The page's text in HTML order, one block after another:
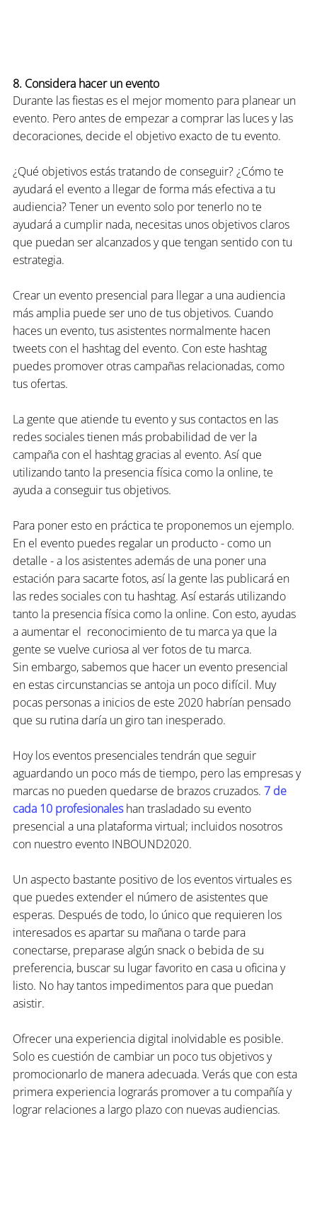
8. Considera hacer un evento
Durante las fiestas es el mejor momento para planear un
evento. Pero antes de empezar a comprar las luces y las
decoraciones, decide el objetivo exacto de tu evento.
¿Qué objetivos estás tratando de conseguir? ¿Cómo te
ayudará el evento a llegar de forma más efectiva a tu
audiencia? Tener un evento solo por tenerlo no te
ayudará a cumplir nada, necesitas unos objetivos claros
que puedan ser alcanzados y que tengan sentido con tu
estrategia.
Crear un evento presencial para llegar a una audiencia
más amplia puede ser uno de tus objetivos. Cuando
haces un evento, tus asistentes normalmente hacen
tweets con el hashtag del evento. Con este hashtag
puedes promover otras campañas relacionadas, como
tus ofertas.
La gente que atiende tu evento y sus contactos en las
redes sociales tienen más probabilidad de ver la
campaña con el hashtag gracias al evento. Así que
utilizando tanto la presencia física como la online, te
ayuda a conseguir tus objetivos.
Para poner esto en práctica te proponemos un ejemplo.
En el evento puedes regalar un producto - como un
detalle - a los asistentes además de una poner una
estación para sacarte fotos, así la gente las publicará en
las redes sociales con tu hashtag. Así estarás utilizando
tanto la presencia física como la online. Con esto, ayudas
a aumentar el  reconocimiento de tu marca ya que la
gente se vuelve curiosa al ver fotos de tu marca.
Sin embargo, sabemos que hacer un evento presencial
en estas circunstancias se antoja un poco difícil. Muy
pocas personas a inicios de este 2020 habrían pensado
que su rutina daría un giro tan inesperado.
Hoy los eventos presenciales tendrán que seguir
aguardando un poco más de tiempo, pero las empresas y
marcas no pueden quedarse de brazos cruzados. 7 de
cada 10 profesionales han trasladado su evento
presencial a una plataforma virtual; incluidos nosotros
con nuestro evento INBOUND2020.
Un aspecto bastante positivo de los eventos virtuales es
que puedes extender el número de asistentes que
esperas. Después de todo, lo único que requieren los
interesados es apartar su mañana o tarde para
conectarse, preparase algún snack o bebida de su
preferencia, buscar su lugar favorito en casa u oficina y
listo. No hay tantos impedimentos para que puedan
asistir.
Ofrecer una experiencia digital inolvidable es posible.
Solo es cuestión de cambiar un poco tus objetivos y
promocionarlo de manera adecuada. Verás que con esta
primera experiencia lograrás promover a tu compañía y
lograr relaciones a largo plazo con nuevas audiencias.